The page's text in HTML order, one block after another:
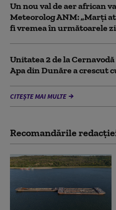
Un nou val de aer african
Meteorolog ANM: „Marți
fi vremea în următoarele
Unitatea 2 de la
Apa din Dunăre a crescut
CITEȘTE MAI MULTE
Recomandările